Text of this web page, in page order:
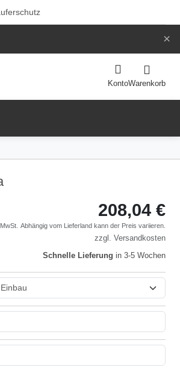
×
KontoWarenkorb
208,04 €
Abhängig vom Lieferland kann der Preis variieren.
zzgl. Versandkosten
Schnelle Lieferung in 3-5 Wochen